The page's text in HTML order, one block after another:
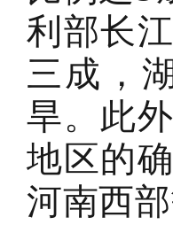
利部长
三成，
旱。此
地区的
河南西